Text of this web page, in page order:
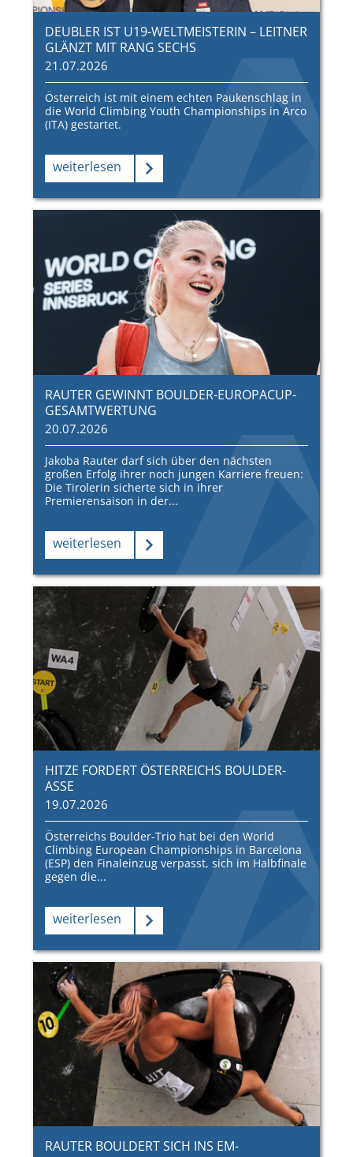
DEUBLER IST U19-WELTMEISTERIN – LEITNER
GLÄNZT MIT RANG SECHS
21.07.2026
Österreich ist mit einem echten Paukenschlag in
die World Climbing Youth Championships in Arco
(ITA) gestartet.
weiterlesen
RAUTER GEWINNT BOULDER-EUROPACUP-
GESAMTWERTUNG
20.07.2026
Jakoba Rauter darf sich über den nächsten
großen Erfolg ihrer noch jungen Karriere freuen:
Die Tirolerin sicherte sich in ihrer
Premierensaison in der...
weiterlesen
HITZE FORDERT ÖSTERREICHS BOULDER-
ASSE
19.07.2026
Österreichs Boulder-Trio hat bei den World
Climbing European Championships in Barcelona
(ESP) den Finaleinzug verpasst, sich im Halbfinale
gegen die...
weiterlesen
RAUTER BOULDERT SICH INS EM-